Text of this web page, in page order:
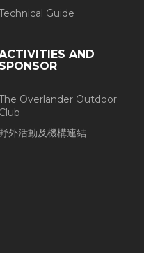
Guide
AND
SPONSOR
Overlander Outdoor
Club
野外活動及機構連結